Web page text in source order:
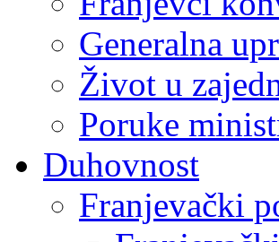
Generalna
Život u
Poruke
Duhovnost
Franjevački